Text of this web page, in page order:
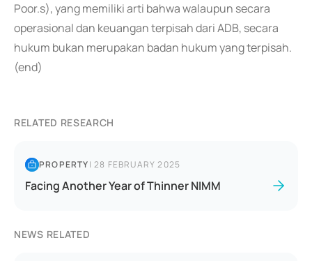
Poor.s), yang memiliki arti bahwa walaupun secara
operasional dan keuangan terpisah dari ADB, secara
hukum bukan merupakan badan hukum yang terpisah.
(end)
RELATED RESEARCH
PROPERTY|28 FEBRUARY 2025
Facing Another Year of Thinner NIMM
NEWS RELATED